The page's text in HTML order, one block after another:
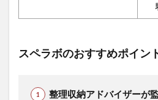
スペラボのおすすめポイン
整理収納アドバイザーが